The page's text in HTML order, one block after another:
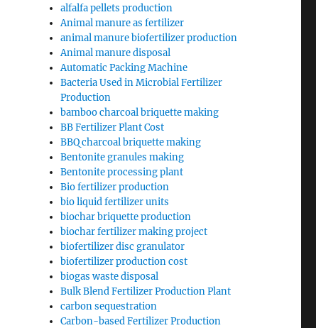
alfalfa pellets production
Animal manure as fertilizer
animal manure biofertilizer production
Animal manure disposal
Automatic Packing Machine
Bacteria Used in Microbial Fertilizer
Production
bamboo charcoal briquette making
BB Fertilizer Plant Cost
BBQ charcoal briquette making
Bentonite granules making
Bentonite processing plant
Bio fertilizer production
bio liquid fertilizer units
biochar briquette production
biochar fertilizer making project
biofertilizer disc granulator
biofertilizer production cost
biogas waste disposal
Bulk Blend Fertilizer Production Plant
carbon sequestration
Carbon-based Fertilizer Production